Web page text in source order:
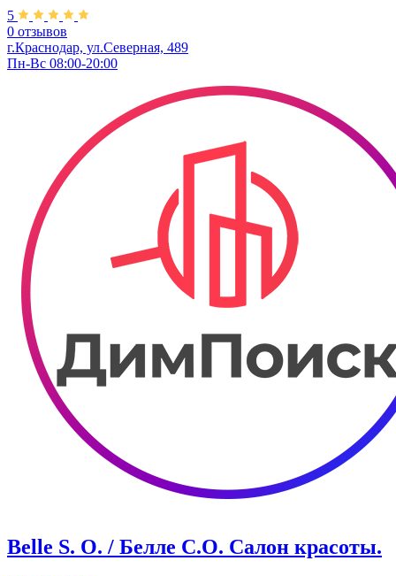
5
0 отзывов
г.Краснодар, ул.Северная, 489
Пн-Вс 08:00-20:00
Belle S. O. / Белле С.О. Салон красоты.